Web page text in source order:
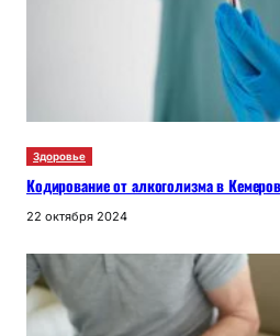
Здоровье
Кодирование от алкоголизма в
22 октября 2024